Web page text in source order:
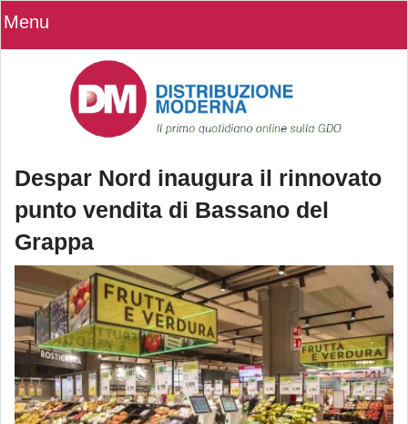
Menu
Despar Nord inaugura il rinnovato
punto vendita di Bassano del
Grappa